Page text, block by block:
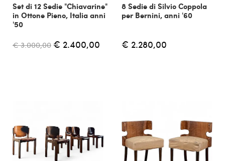
Set di 12 Sedie "Chiavarine"
in Ottone Pieno, Italia anni
'50
€ 3.000,00 € 2.400,00
8 Sedie di Silvio Coppola
per Bernini, anni '60
€ 2.280,00